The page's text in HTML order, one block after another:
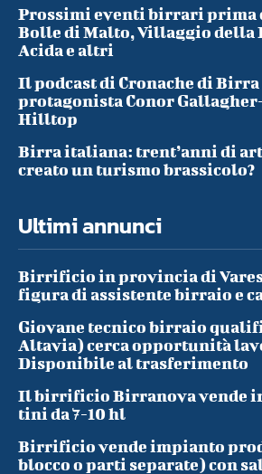
Prossimi eventi birrari prima
Bolle di Malto, Villaggio della
Acida e altri
Il podcast di Cronache di
protagonista Conor
Hilltop
Birra italiana: trent’anni di
creato un turismo brassicolo?
Ultimi annunci
Birrificio in provincia di
figura di assistente birraio e
Giovane tecnico birraio
Altavia) cerca opportunità
Disponibile al trasferimento
Il birrificio Birranova vende
tini da 7-10 hl
Birrificio vende impianto
blocco o parti separate) con